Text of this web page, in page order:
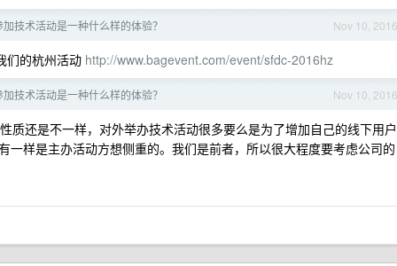
Nov 10, 2016
技术活动是一种什么样的体验？
们的杭州活动 http://www.bagevent.com/event/sfdc-2016hz
Nov 10, 2016
技术活动是一种什么样的体验？
质还是不一样，对外举办技术活动很多要么是为了增加自己的线下用户
一样是主办活动方想侧重的。我们是前者，所以很大程度要考虑公司的